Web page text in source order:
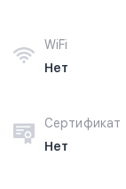
WiFi
Нет
Сертификат
Нет